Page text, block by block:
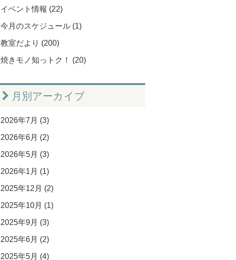
イベント情報 (22)
今月のスケジュール (1)
教室だより (200)
焼きモノ知っトク！ (20)
月別アーカイブ
2026年7月 (3)
2026年6月 (2)
2026年5月 (3)
2026年1月 (1)
2025年12月 (2)
2025年10月 (1)
2025年9月 (3)
2025年6月 (2)
2025年5月 (4)